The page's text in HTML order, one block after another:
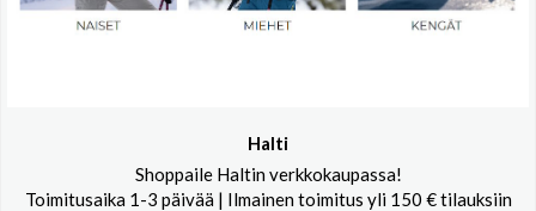
Halti
Shoppaile Haltin verkkokaupassa!
Toimitusaika 1-3 päivää | Ilmainen toimitus yli 150 € tilauksiin